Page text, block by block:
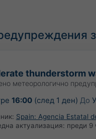
thunderstorm
метеорологично
16:00(след 1 ден) До
Spain: Agencia Estatal
актуализация: преди 9